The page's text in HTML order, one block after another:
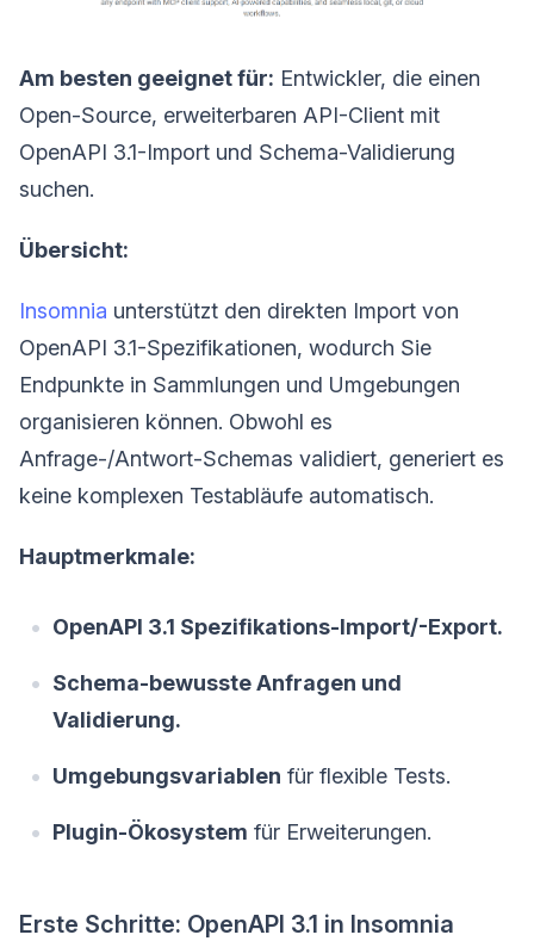
Am besten geeignet für: Entwickler, die einen
Open-Source, erweiterbaren API-Client mit
OpenAPI 3.1-Import und Schema-Validierung
suchen.
Übersicht:
Insomnia unterstützt den direkten Import von
OpenAPI 3.1-Spezifikationen, wodurch Sie
Endpunkte in Sammlungen und Umgebungen
organisieren können. Obwohl es
Anfrage-/Antwort-Schemas validiert, generiert es
keine komplexen Testabläufe automatisch.
Hauptmerkmale:
OpenAPI 3.1 Spezifikations-Import/-Export.
Schema-bewusste Anfragen und
Validierung.
Umgebungsvariablen für flexible Tests.
Plugin-Ökosystem für Erweiterungen.
Erste Schritte: OpenAPI 3.1 in Insomnia